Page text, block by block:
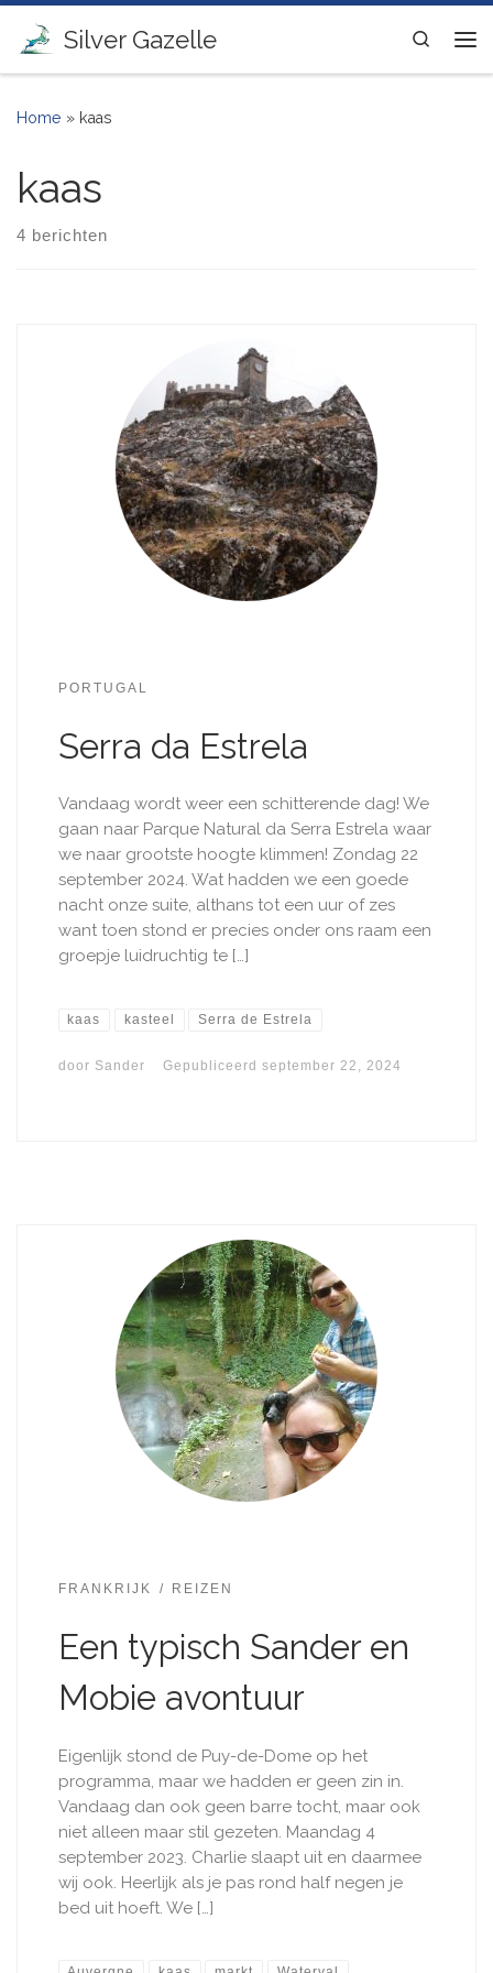
Ga naar inhoud
Silver Gazelle
Search
Home » kaas
kaas
4 berichten
PORTUGAL
Serra da Estrela
Vandaag wordt weer een schitterende dag! We
gaan naar Parque Natural da Serra Estrela waar
we naar grootste hoogte klimmen! Zondag 22
september 2024. Wat hadden we een goede
nacht onze suite, althans tot een uur of zes
want toen stond er precies onder ons raam een
groepje luidruchtig te […]
kaas kasteel Serra de Estrela
door Sander Gepubliceerd september 22, 2024
FRANKRIJK REIZEN
Een typisch Sander en
Mobie avontuur
Eigenlijk stond de Puy-de-Dome op het
programma, maar we hadden er geen zin in.
Vandaag dan ook geen barre tocht, maar ook
niet alleen maar stil gezeten. Maandag 4
september 2023. Charlie slaapt uit en daarmee
wij ook. Heerlijk als je pas rond half negen je
bed uit hoeft. We […]